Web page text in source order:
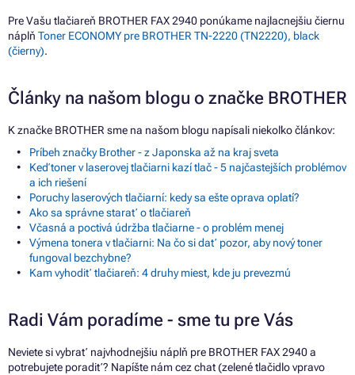
Pre Vašu tlačiareň BROTHER FAX 2940 ponúkame najlacnejšiu čiernu
náplň Toner ECONOMY pre BROTHER TN-2220 (TN2220), black
(čierny).
Články na našom blogu o značke BROTHER
K značke BROTHER sme na našom blogu napísali niekoľko článkov:
Príbeh značky Brother - z Japonska až na kraj sveta
Keď toner v laserovej tlačiarni kazí tlač - 5 najčastejších problémov
a ich riešení
Poruchy laserových tlačiarní: kedy sa ešte oprava oplatí?
Ako sa správne starať o tlačiareň
Včasná a poctivá údržba tlačiarne - o problém menej
Výmena tonera v tlačiarni: Na čo si dať pozor, aby nový toner
fungoval bezchybne?
Kam vyhodiť tlačiareň: 4 druhy miest, kde ju prevezmú
Radi Vám poradíme - sme tu pre Vás
Neviete si vybrať najvhodnejšiu náplň pre BROTHER FAX 2940 a
potrebujete poradiť? Napíšte nám cez chat (zelené tlačidlo vpravo